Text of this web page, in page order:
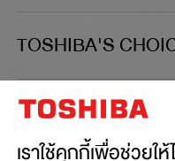
TOSHIBA'S
เชื่อมต่อกับเรา:
เราใช้คุกกี้เพื่อช่วยใ